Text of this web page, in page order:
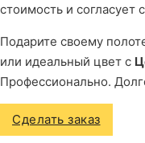
стоимость и согласует
Подарите своему
или идеальный цвет с
Профессионально.
Сделать заказ